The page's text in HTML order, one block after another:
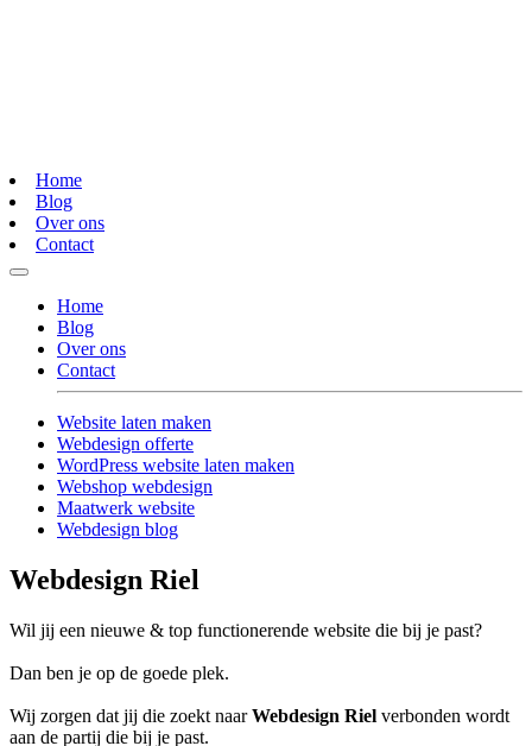
Home
Blog
Over ons
Contact
Home
Blog
Over ons
Contact
Website laten maken
Webdesign offerte
WordPress website laten maken
Webshop webdesign
Maatwerk website
Webdesign blog
Webdesign Riel
Wil jij een nieuwe & top functionerende website die bij je past?
Dan ben je op de goede plek.
Wij zorgen dat jij die zoekt naarWebdesign Riel verbonden wordt
aan de partij die bij je past.